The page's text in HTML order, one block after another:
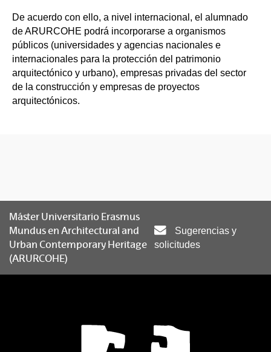
De acuerdo con ello, a nivel internacional, el alumnado
de ARURCOHE podrá incorporarse a organismos
públicos (universidades y agencias nacionales e
internacionales para la protección del patrimonio
arquitectónico y urbano), empresas privadas del sector
de la construcción y empresas de proyectos
arquitectónicos.
Máster Universitario Erasmus
Mundus en Architectural and
Urban Contemporary Heritage
(ARURCOHE)
Sugerencias y
solicitudes